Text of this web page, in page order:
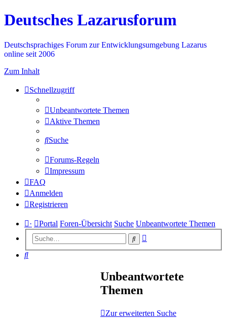
Deutsches Lazarusforum
Deutschsprachiges Forum zur Entwicklungsumgebung Lazarus
online seit 2006
Zum Inhalt
Schnellzugriff
Unbeantwortete Themen
Aktive Themen
Suche
Forums-Regeln
Impressum
FAQ
Anmelden
Registrieren
· Portal Foren-Übersicht Suche Unbeantwortete Themen
Suche
Suche
Unbeantwortete
Themen
Zur erweiterten Suche